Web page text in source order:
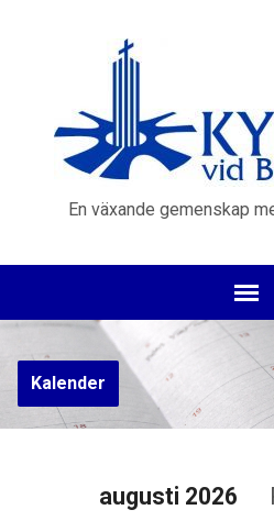
En växande gemenskap
Kalender
augusti 2026